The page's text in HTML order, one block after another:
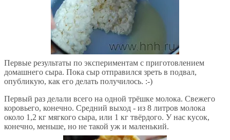
Первые результаты по экспериментам с приготовлением
домашнего сыра. Пока сыр отправился зреть в подвал,
опубликую, как его делать получилось. :-)
Первый раз делали всего на одной трёшке молока. Свежего
коровьего, конечно. Средний выход - из 8 литров молока
около 1,2 кг мягкого сыра, или 1 кг твёрдого. У нас кусок,
конечно, меньше, но не такой уж и маленький.